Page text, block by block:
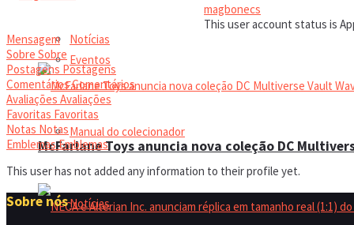
Eventos
Manual do colecionador
Notícias
Notícias
McFarlane Toys anuncia nova coleção DC
magbonecs
This user account status is
Mensagem
Sobre Sobre
Postagens Postagens
ComentáriosComentários
Avaliações Avaliações
Favoritas Favoritas
Notas Notas
Emblemas Emblemas
This user has not added any information to their profile yet.
Sobre nós